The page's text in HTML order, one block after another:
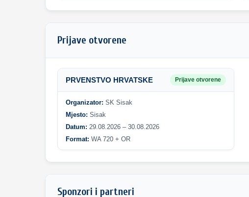
Prijave otvorene
PRVENSTVO HRVATSKE Prijave otvorene
Organizator: SK Sisak
Mjesto: Sisak
Datum: 29.08.2026 – 30.08.2026
Format: WA 720 + OR
Sponzori i partneri